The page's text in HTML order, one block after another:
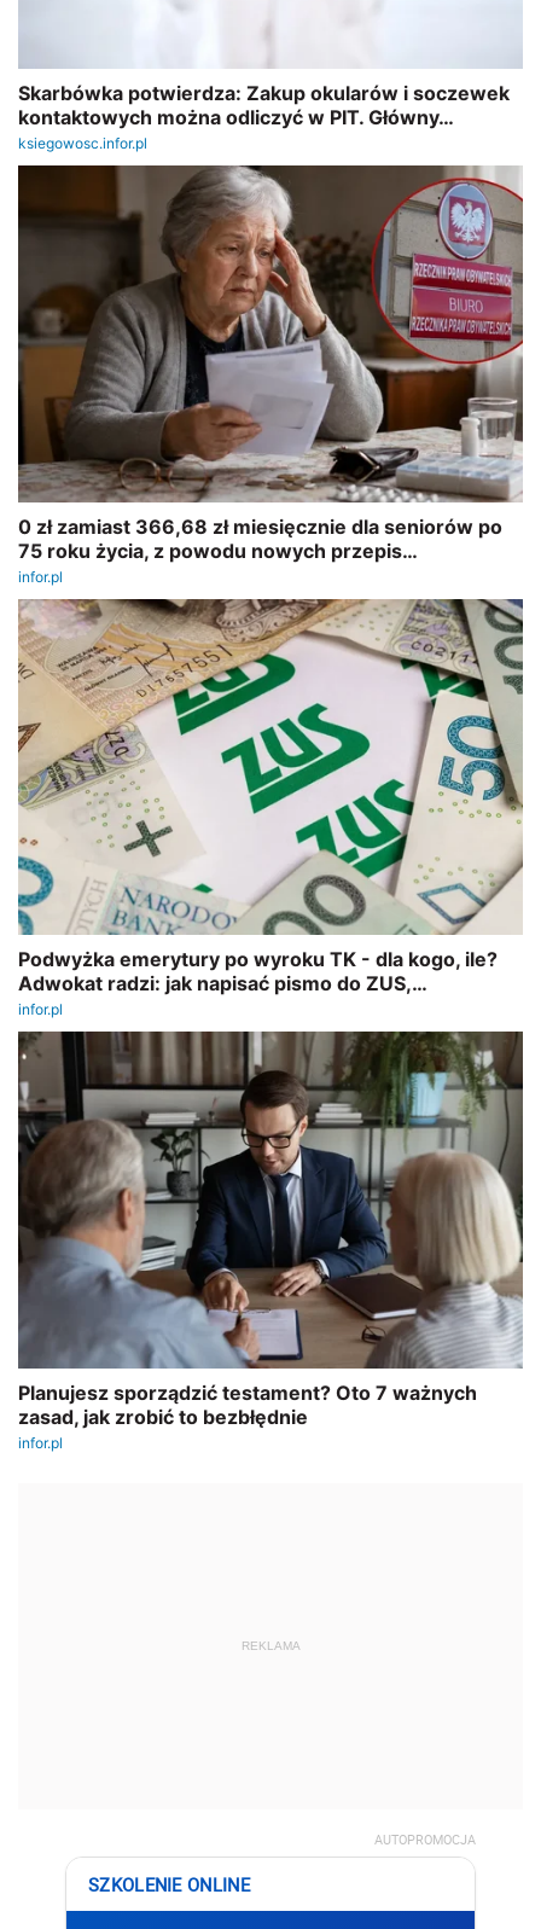
REKLAMA
AUTOPROMOCJA
SZKOLENIE ONLINE